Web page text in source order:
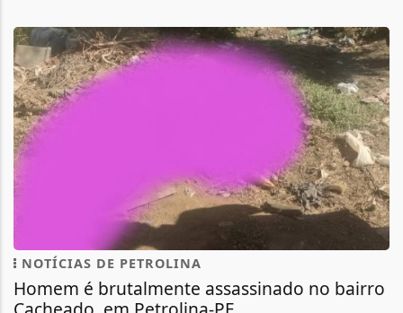
NOTÍCIAS DE PETROLINA
Homem é brutalmente assassinado no bairro